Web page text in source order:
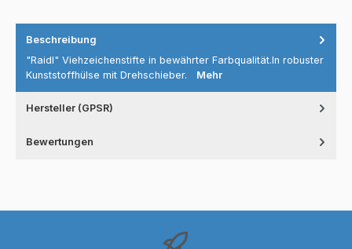
Beschreibung
"Raidl" Viehzeichenstifte in bewährter Farbqualität.In robuster
Kunststoffhülse mit Drehschieber. Mehr
Hersteller (GPSR)
Bewertungen